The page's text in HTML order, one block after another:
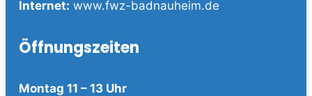
Internet: www.fwz-badnauheim.de
Öffnungszeiten
Montag 11 – 13 Uhr